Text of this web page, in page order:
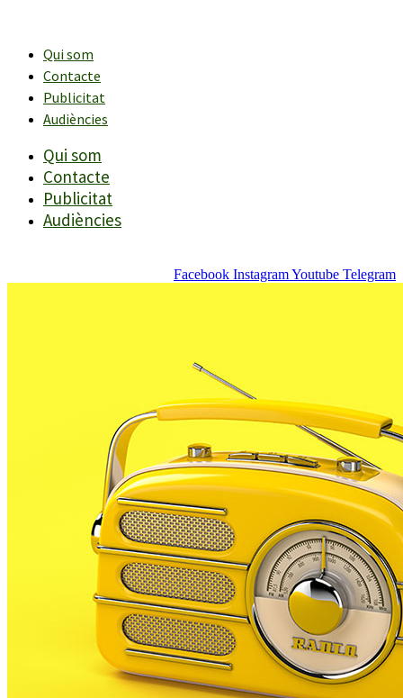
contingutQui som
Contacte
Publicitat
Audiències
Qui som
Contacte
Publicitat
Audiències
Facebook InstagramYoutube Telegram